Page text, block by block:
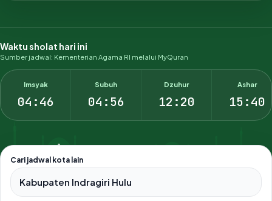
Waktu sholat hari ini
Sumber jadwal: Kementerian Agama RI melalui MyQuran
Imsyak
04:46
Subuh
04:56
Dzuhur
12:20
Ashar
15:40
Cari jadwal kota lain
Pilih salah satu dari 500+ kota dan kabupaten di Indonesia.